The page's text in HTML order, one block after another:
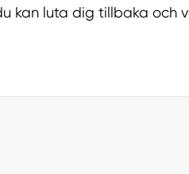
kan luta dig tillbaka och